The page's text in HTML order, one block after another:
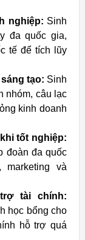
nghiệp: Sinh
đa quốc gia,
tế để tích lũy
tạo: Sinh
nhóm, câu lạc
kinh doanh
tốt nghiệp:
đoàn đa quốc
và
tài chính:
học bổng cho
hỗ trợ quá